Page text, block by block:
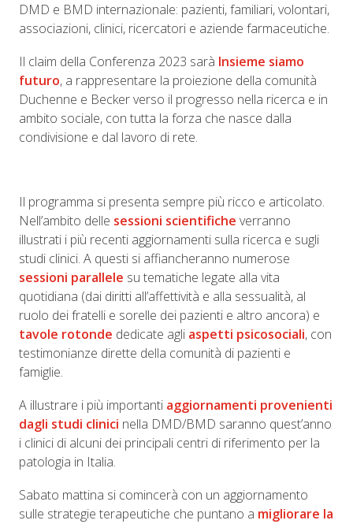
DMD e BMD internazionale: pazienti, familiari, volontari,
associazioni, clinici, ricercatori e aziende farmaceutiche.
Il claim della Conferenza 2023 sarà Insieme siamo
futuro, a rappresentare la proiezione della comunità
Duchenne e Becker verso il progresso nella ricerca e in
ambito sociale, con tutta la forza che nasce dalla
condivisione e dal lavoro di rete.
Il programma si presenta sempre più ricco e articolato.
Nell’ambito delle sessioni scientifiche verranno
illustrati i più recenti aggiornamenti sulla ricerca e sugli
studi clinici. A questi si affiancheranno numerose
sessioni parallele su tematiche legate alla vita
quotidiana (dai diritti all’affettività e alla sessualità, al
ruolo dei fratelli e sorelle dei pazienti e altro ancora) e
tavole rotonde dedicate agli aspetti psicosociali, con
testimonianze dirette della comunità di pazienti e
famiglie.
A illustrare i più importanti aggiornamenti provenienti
dagli studi clinici nella DMD/BMD saranno quest’anno
i clinici di alcuni dei principali centri di riferimento per la
patologia in Italia.
Sabato mattina si comincerà con un aggiornamento
sulle strategie terapeutiche che puntano a migliorare la